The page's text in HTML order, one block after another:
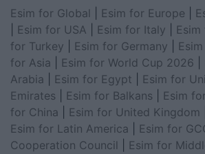
Esim for Global Esim for Europe
Esim for USA Esim for Italy
for Turkey
Esim for Germany
for Asia
Esim for World Cup 2026
Arabia
Esim for Egypt
Esim for
Emirates
Esim for Balkans Esim
for China
Esim for United Kingdom
Esim for Latin America
Esim for
Cooperation Council
Esim for